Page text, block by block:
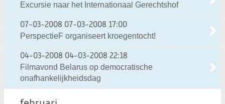
Excursie naar het Internationaal Gerechtshof
07-03-2008 07-03-2008 17:00
PerspectieF organiseert kroegentocht!
04-03-2008 04-03-2008 22:18
Filmavond Belarus op democratische
onafhankelijkheidsdag